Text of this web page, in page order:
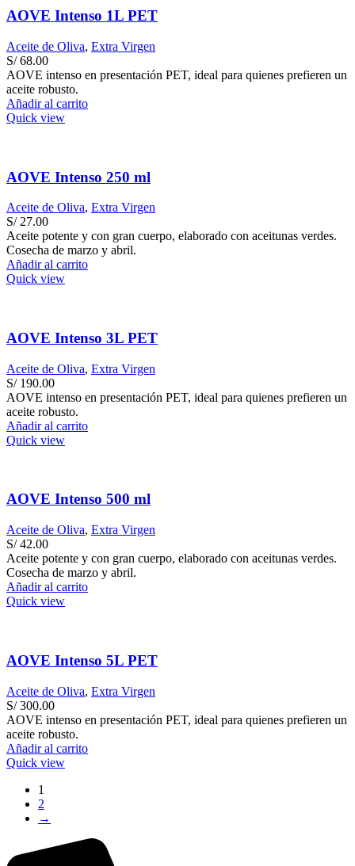
AOVE Intenso 1L PET
Aceite de Oliva, Extra Virgen
S/68.00
AOVE intenso en presentación PET, ideal para quienes prefieren un
aceite robusto.
Añadir al carrito
Quick view
AOVE Intenso 250 ml
Aceite de Oliva, Extra Virgen
S/27.00
Aceite potente y con gran cuerpo, elaborado con aceitunas verdes.
Cosecha de marzo y abril.
Añadir al carrito
Quick view
AOVE Intenso 3L PET
Aceite de Oliva, Extra Virgen
S/190.00
AOVE intenso en presentación PET, ideal para quienes prefieren un
aceite robusto.
Añadir al carrito
Quick view
AOVE Intenso 500 ml
Aceite de Oliva, Extra Virgen
S/42.00
Aceite potente y con gran cuerpo, elaborado con aceitunas verdes.
Cosecha de marzo y abril.
Añadir al carrito
Quick view
AOVE Intenso 5L PET
Aceite de Oliva, Extra Virgen
S/300.00
AOVE intenso en presentación PET, ideal para quienes prefieren un
aceite robusto.
Añadir al carrito
Quick view
1
2
→